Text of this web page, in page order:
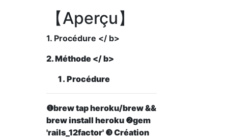
【Aperçu】
1. Procédure </ b>
2. Méthode </ b>
Procédure
❶brew tap heroku/brew &&
brew install heroku ❷gem
'rails_12factor' ❸ Création